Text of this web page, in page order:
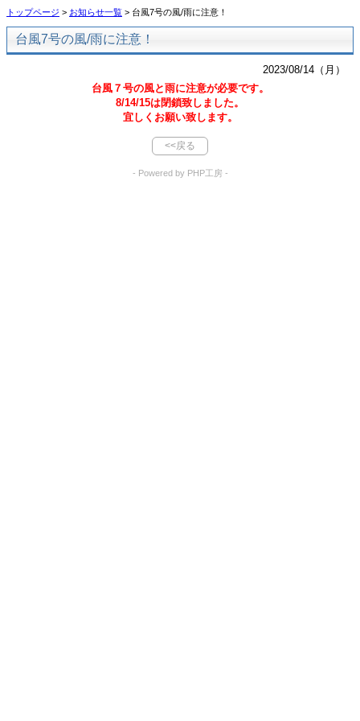
トップページ > お知らせ一覧 > 台風7号の風/雨に注意！
台風7号の風/雨に注意！
2023/08/14（月）
台風７号の風と雨に注意が必要です。
8/14/15は閉鎖致しました。
宜しくお願い致します。
<<戻る
- Powered by PHP工房 -